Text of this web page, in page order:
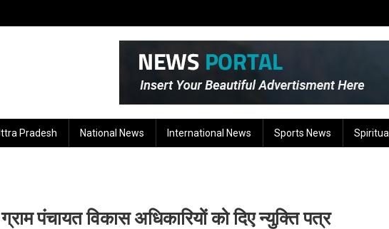
Pradesh National News International News Sports News Spiritual
पंचायत विकास अधिकारियों को दिए न्युक्ति पत्र